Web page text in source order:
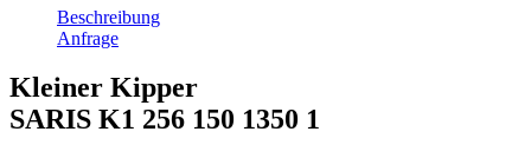
Beschreibung
Anfrage
Kleiner Kipper
SARIS K1 256 150 1350 1